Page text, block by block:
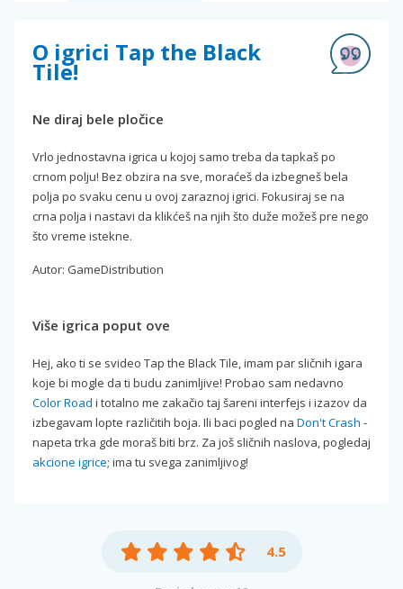
O igrici Tap the Black
Tile!
Ne diraj bele pločice
Vrlo jednostavna igrica u kojoj samo treba da tapkaš po
crnom polju! Bez obzira na sve, moraćeš da izbegneš bela
polja po svaku cenu u ovoj zaraznoj igrici. Fokusiraj se na
crna polja i nastavi da klikćeš na njih što duže možeš pre nego
što vreme istekne.
Autor: GameDistribution
Više igrica poput ove
Hej, ako ti se svideo Tap the Black Tile, imam par sličnih igara
koje bi mogle da ti budu zanimljive! Probao sam nedavno
Color Road i totalno me zakačio taj šareni interfejs i izazov da
izbegavam lopte različitih boja. Ili baci pogled na Don't Crash -
napeta trka gde moraš biti brz. Za još sličnih naslova, pogledaj
akcione igrice; ima tu svega zanimljivog!
4.5